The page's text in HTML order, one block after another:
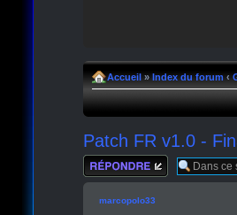
Accueil» Index du forum ‹
Patch FR v1.0 -
Répondre
marcopolo33